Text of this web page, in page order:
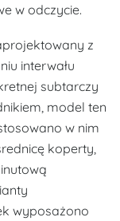
w odczycie.
z
interwału
subtarczy
model ten
w nim
koperty,
wyposażono